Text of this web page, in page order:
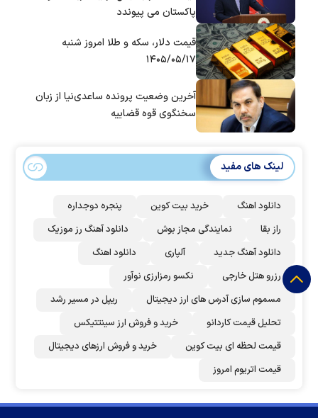
پاکستان می پیوندد
قیمت دلار، سکه و طلا امروز شنبه
۱۴۰۵/۰۵/۱۷
آخرین وضعیت پرونده ساعدی‌نیا از زبان
سخنگوی قوه قضاییه
لینک های مفید
دانلود اهنگ خرید بیت کوین
پنجره دوجداره
راز بقا
نمایندگی مجاز بوش
دانلود آهنگ رز‌ موزیک
دانلود آهنگ جدید
آلپاری
دانلود اهنگ
رزرو هتل خارجی
نکسو رمزارزی نوآور
مسموم سازی آدرس های ارز دیجیتال
ریپل در مسیر رشد
تحلیل قیمت کاردانو
خرید و فروش ارز سینتتیکس
قیمت لحظه ای بیت کوین
خرید و فروش ارزهای دیجیتال
قیمت اتریوم امروز